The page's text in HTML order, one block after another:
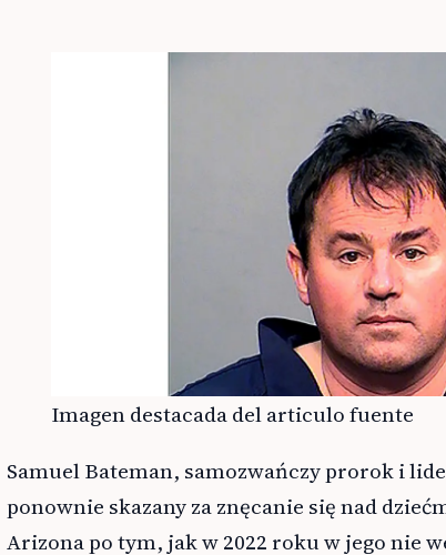
Imagen destacada del articulo fuente
Samuel Bateman, samozwańczy prorok i
ponownie skazany za znęcanie się nad
Arizona po tym, jak w 2022 roku w jego nie